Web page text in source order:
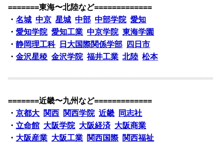
=======東海〜北陸など=============
・名城 中京 星城 中部 中部学院 愛知
・愛知学院 愛知工業 中京学院 東海学園
・静岡理工科 日大国際関係学部
四日市
・金沢星稜 金沢学院 福井工業 北陸 松本
=======近畿〜九州など=============
・京都大 関西 関西学院 近畿
同志社
・ 立命館 大阪学院 大阪経済 大阪商業
・ 大阪産業 大阪工業 関西国際 関西福祉